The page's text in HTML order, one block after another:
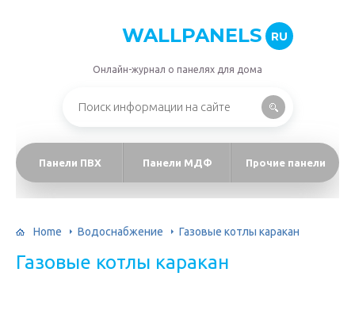
WALLPANELS RU
Онлайн-журнал о панелях для дома
Панели ПВХ Панели МДФ Прочие панели
Home Водоснабжение Газовые котлы каракан
Газовые котлы каракан